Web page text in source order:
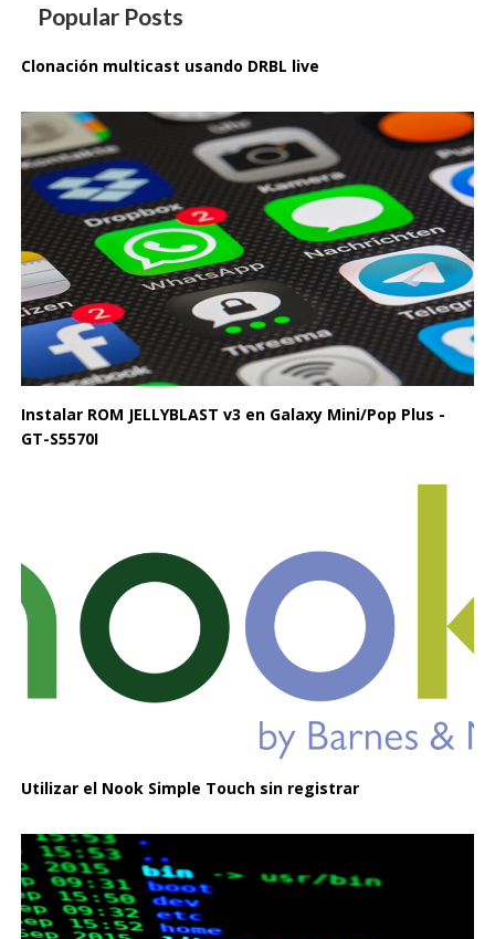
Popular Posts
Clonación multicast usando DRBL live
Instalar ROM JELLYBLAST v3 en Galaxy Mini/Pop Plus -
GT-S5570I
Utilizar el Nook Simple Touch sin registrar